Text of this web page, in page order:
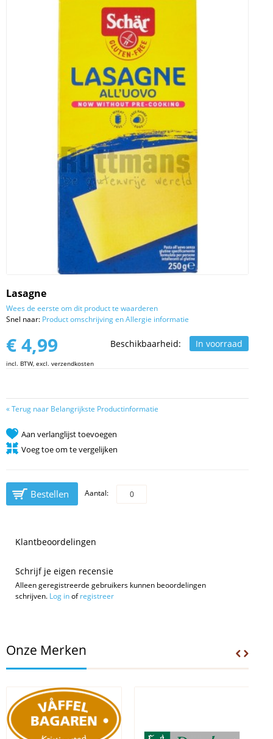
Lasagne
Wees de eerste om dit product te waarderen
Snel naar: Product omschrijving en Allergie informatie
Beschikbaarheid: In voorraad
€ 4,99
incl. BTW, excl. verzendkosten
«Terug naar Belangrijkste Productinformatie
Aan verlanglijst toevoegen
Voeg toe om te vergelijken
Bestellen Aantal:
Klantbeoordelingen
Schrijf je eigen recensie
Alleen geregistreerde gebruikers kunnen beoordelingen
schrijven. Log inofregistreer
Onze Merken